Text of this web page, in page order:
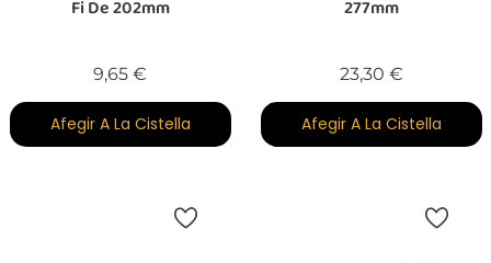
Fi De 202mm
9,65 €
Afegir A La Cistella
277mm
23,30 €Preu
Afegir A La Cistella